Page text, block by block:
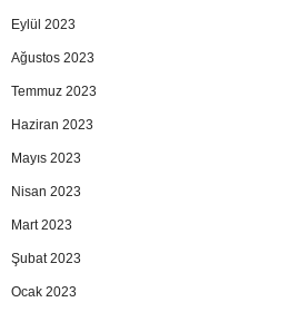
Eylül 2023
Ağustos 2023
Temmuz 2023
Haziran 2023
Mayıs 2023
Nisan 2023
Mart 2023
Şubat 2023
Ocak 2023